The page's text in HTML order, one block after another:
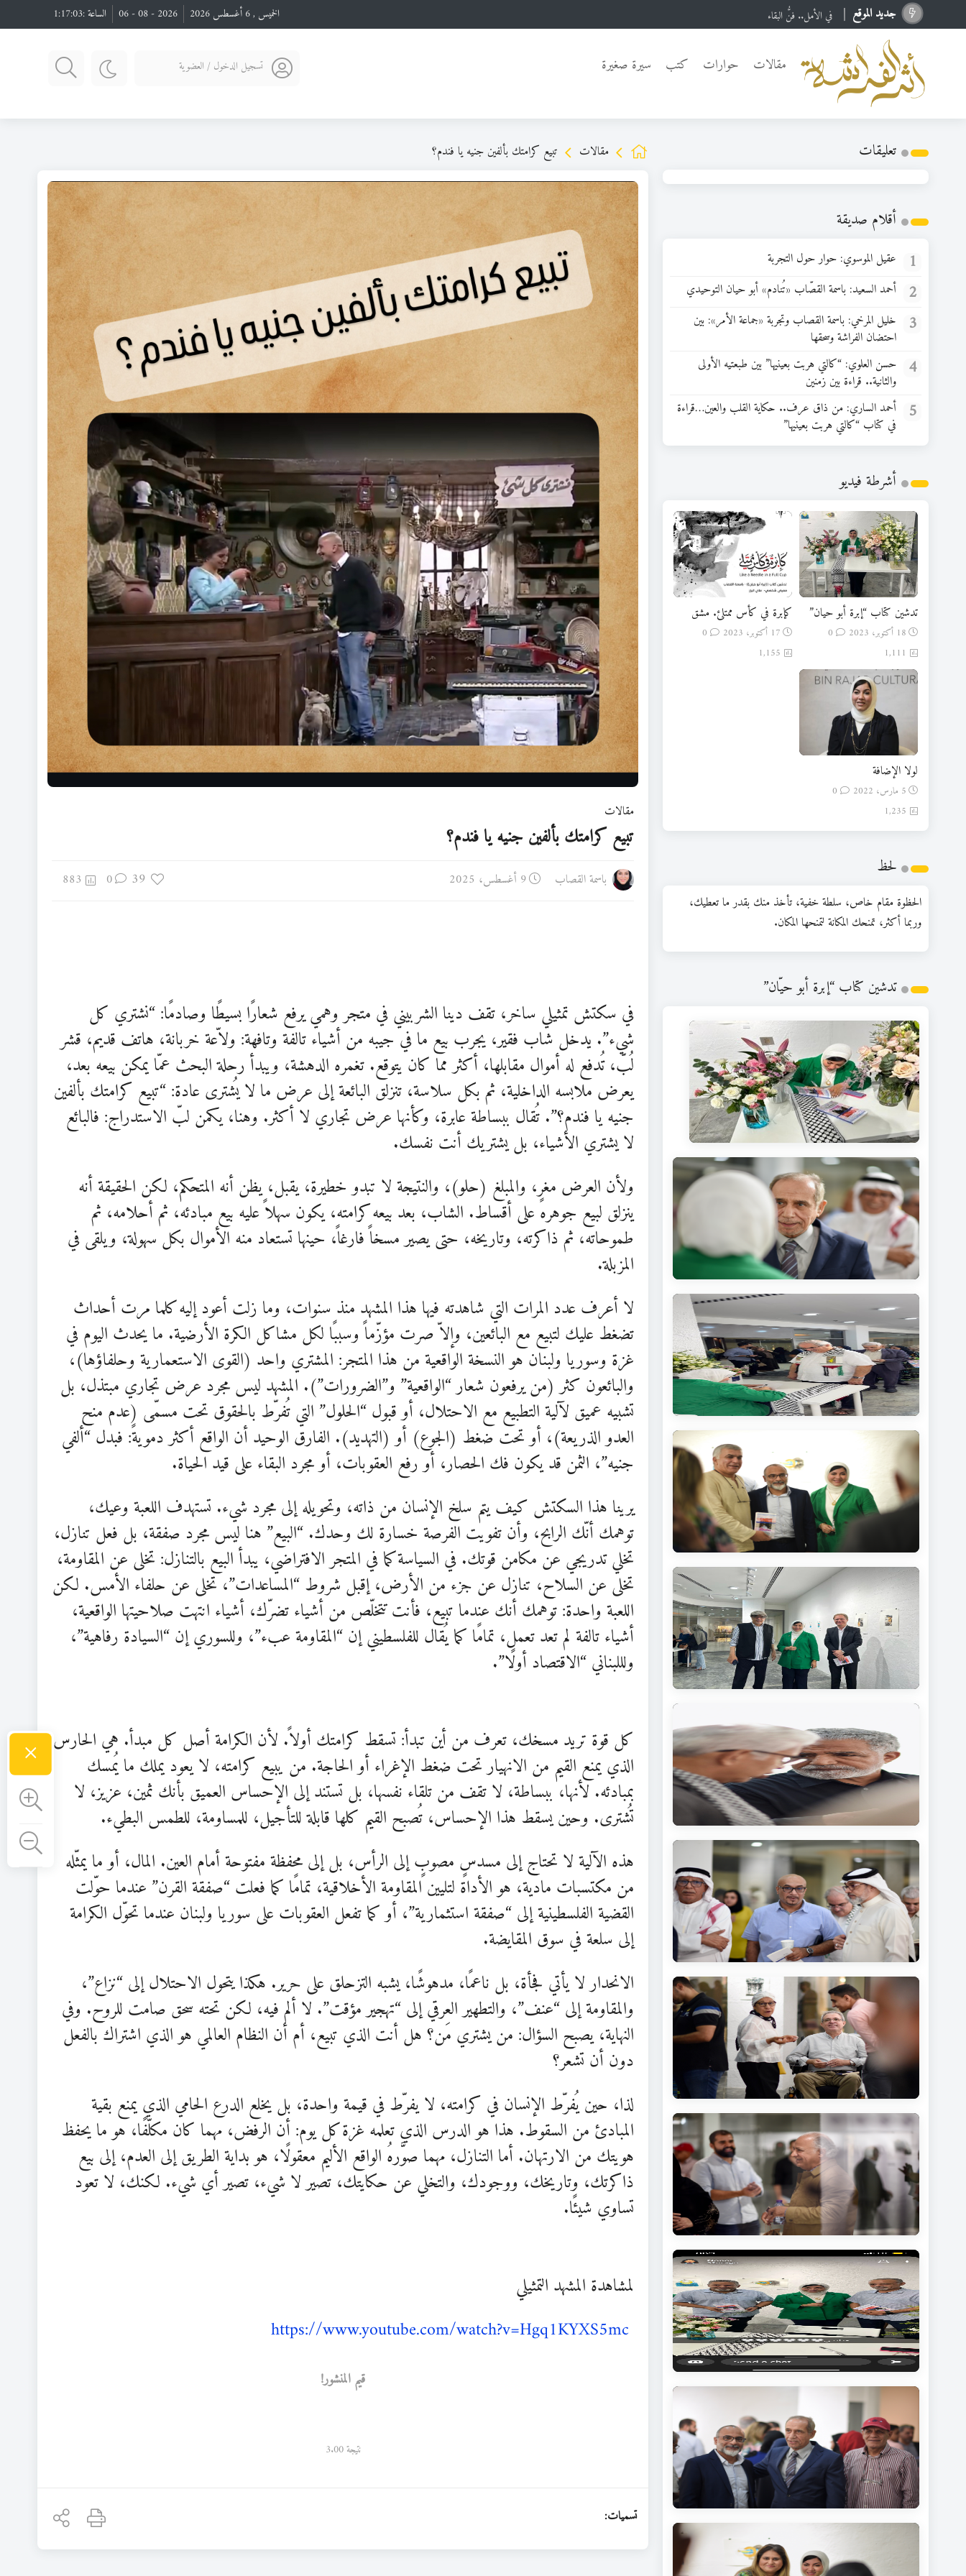
جدید الموقع في الأمل.. فنُّ البقاء الخميس , 6 أغسطس 2026 2026 - 08 - 06 الساعة :1:17:05
مقالات حوارات كتب سيرة صغيرة تسجيل الدخول / العضوية
مقالات تبيع كرامتك بألفين جنيه يا فندم؟
مقالات
تبيع كرامتك بألفين جنيه يا فندم؟
باسمة القصاب 9 أغسطس، 2025 39
0
883
في سكتش تمثيلي ساخر، تقف دينا الشربيني في متجر وهمي يرفع شعارًا بسيطًا وصادمًا: “نشتري كل
شيء”. يدخل شاب فقير، يجرب بيع ما في جيبه من أشياء تالفة وتافهة: ولاّعة خربانة، هاتف قديم، قشر
لُبّ، تُدفع له أموال مقابلها، أكثر مما كان يتوقع. تغمره الدهشة، ويبدأ رحلة البحث عمّا يمكن بيعه بعد،
يعرض ملابسه الداخلية، ثم بكل سلاسة، تنزلق البائعة إلى عرض ما لا يُشترى عادة: “تبيع كرامتك بألفين
جنيه يا فندم؟”. تُقال ببساطة عابرة، وكأنها عرض تجاري لا أكثر. وهنا، يكمن لبّ الاستدراج: فالبائع
لا يشتري الأشياء، بل يشتريك أنت نفسك.
ولأن العرض مغرٍ، والمبلغ (حلو)، والنتيجة لا تبدو خطيرة، يقبل، يظن أنه المتحكم، لكن الحقيقة أنه
ينزلق لبيع جوهره على أقساط. الشاب، بعد بيعه كرامته، يكون سهلاً عليه بيع مبادئه، ثم أحلامه، ثم
طموحاته، ثم ذاكرته، وتاريخه، حتى يصير مسخاً فارغاً، حينها تستعاد منه الأموال بكل سهولة، ويلقى في
المزبلة.
لا أعرف عدد المرات التي شاهدته فيها هذا المشهد منذ سنوات، وما زلت أعود إليه كلما مرت أحداث
تضغط عليك لتبيع مع البائعين، وإلاّ صرت مؤزّماً وسببًا لكل مشاكل الكرة الأرضية. ما يحدث اليوم في
غزة وسوريا ولبنان هو النسخة الواقعية من هذا المتجر: المشتري واحد (القوى الاستعمارية وحلفاؤها)،
والبائعون كثر (من يرفعون شعار “الواقعية” و”الضرورات”). المشهد ليس مجرد عرض تجاري مبتذل، بل
تشبيه عميق لآلية التطبيع مع الاحتلال، أو قبول “الحلول” التي تُفرّط بالحقوق تحت مسمّى (عدم منح
العدو الذريعة)، أو تحت ضغط (الجوع) أو (التهديد). الفارق الوحيد أن الواقع أكثر دمويةً: فبدل “ألفي
جنيه”، الثمن قد يكون فك الحصار، أو رفع العقوبات، أو مجرد البقاء على قيد الحياة.
يرينا هذا السكتش كيف يتم سلخ الإنسان من ذاته، وتحويله إلى مجرد شيء. تستهدف اللعبة وعيك،
توهمك أنّك الرابح، وأن تفويت الفرصة خسارة لك وحدك. “البيع” هنا ليس مجرد صفقة، بل فعل تنازل،
تخلي تدريجي عن مكامن قوتك. في السياسة كما في المتجر الافتراضي، يبدأ البيع بالتنازل: تخلى عن المقاومة،
تخلى عن السلاح، تنازل عن جزء من الأرض، إقبل شروط “المساعدات”، تخلى عن حلفاء الأمس. لكن
اللعبة واحدة: توهمك أنك عندما تبيع، فأنت تتخلّص من أشياء تضرّك، أشياء انتهت صلاحيتها الواقعية،
أشياء تالفة لم تعد تعمل، تمامًا كما يُقال للفلسطيني إن “المقاومة عبء”، وللسوري إن “السيادة رفاهية”،
ولللبناني “الاقتصاد أولًا”.
كل قوة تريد مسخك، تعرف من أين تبدأ: تسقط كرامتك أولاً. لأن الكرامة أصل كل مبدأ. هي الحارس
الذي يمنع القيم من الانهيار تحت ضغط الإغراء أو الحاجة. من يبيع كرامته، لا يعود يملك ما يُمسك
بمبادئه. لأنها، ببساطة، لا تقف من تلقاء نفسها، بل تستند إلى الإحساس العميق بأنك ثمين، عزيز، لا
تُشترى. وحين يسقط هذا الإحساس، تُصبح القيم كلها قابلة للتأجيل، للمساومة، للطمس البطيء.
هذه الآلية لا تحتاج إلى مسدسٍ مصوبٍ إلى الرأس، بل إلى محفظة مفتوحة أمام العين. المال، أو ما يمثّله
من مكتسبات مادية، هو الأداة لتليين المقاومة الأخلاقية، تمامًا كما فعلت “صفقة القرن” عندما حوّلت
القضية الفلسطينية إلى “صفقة استثمارية”، أو كما تفعل العقوبات على سوريا ولبنان عندما تحوّل الكرامة
إلى سلعة في سوق المقايضة.
الانحدار لا يأتي فجأة، بل ناعمًا، مدهوشًا، يشبه التزحلق على حرير. هكذا يتحول الاحتلال إلى “نزاع”،
والمقاومة إلى “عنف”، والتطهير العرقي إلى “تهجير مؤقت”. لا ألم فيه، لكن تحته سحق صامت للروح. وفي
النهاية، يصبح السؤال: من يشتري مَن؟ هل أنت الذي تبيع، أم أن النظام العالمي هو الذي اشتراك بالفعل
دون أن تشعر؟
لذا، حين يُفرّط الإنسان في كرامته، لا يفرّط في قيمة واحدة، بل يخلع الدرع الحامي الذي يمنع بقية
المبادئ من السقوط. هذا هو الدرس الذي تعلمه غزة كل يوم: أن الرفض، مهما كان مكلّفًا، هو ما يحفظ
هويتك من الارتهان. أما التنازل، مهما صوَّرهُ الواقع الأليم معقولًا، هو بداية الطريق إلى العدم، إلى بيع
ذاكرتك، وتاريخك، ووجودك، والتخلي عن حكايتك، تصير لا شيء، تصير أي شيء. لكنك، لا تعود
تساوي شيئًا.
لمشاهدة المشهد التمثيلي
https://www.youtube.com/watch?v=Hgq1KYXS5mc
قيم المنشور!
نتيجة 3.00
تسميات:
تعلیقات
أقلام صديقة
1 عقيل الموسوي: حوار حول التجربة
2 أحمد السعيد: باسمة القصّاب «تُنادم» أبو حيان التوحيدي
3
خليل المرخي: باسمة القصاب وتجربة «جماعة الأمر»: بين
احتضان الفراشة وسحقها
4
حسن العلوي: “كالتي هربت بعينيها” بين طبعتيه الأولى
والثانية.. قراءة بين زمنين
5
أحمد الساري: من ذاق عرف.. حكاية القلب والعين…قراءة
في كتاب “كالتي هربت بعينيها”
أشرطة فيديو
تدشين كتاب “إبرة أبو حيان”
18 أكتوبر، 2023
1,111
كإبرة في كأس ممتلئ. مشق
17 أكتوبر، 2023
1,155
لولا الإضافة
5 مارس، 2022
1,235
لحظ
الحظوة مقام خاص، سلطة خفية، تأخذ منك بقدر ما تعطيك،
وربما أكثر، تمنحك المكانة لتمنحها المكان.
تدشين كتاب “إبرة أبو حيّان”
×